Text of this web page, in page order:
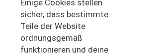
Einige Cookies stellen
sicher, dass bestimmte
Teile der Website
ordnungsgemäß
funktionieren und deine